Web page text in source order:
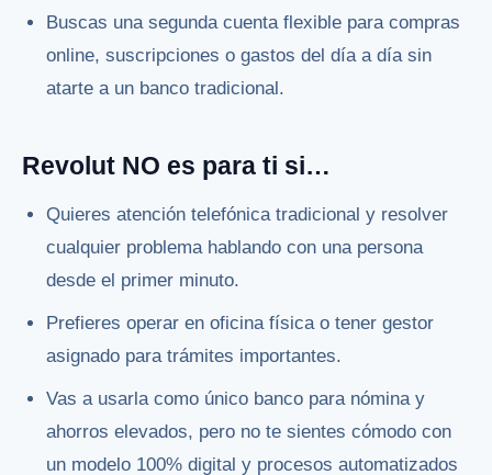
Buscas una segunda cuenta flexible para compras
online, suscripciones o gastos del día a día sin
atarte a un banco tradicional.
Revolut NO es para ti si…
Quieres atención telefónica tradicional y resolver
cualquier problema hablando con una persona
desde el primer minuto.
Prefieres operar en oficina física o tener gestor
asignado para trámites importantes.
Vas a usarla como único banco para nómina y
ahorros elevados, pero no te sientes cómodo con
un modelo 100% digital y procesos automatizados